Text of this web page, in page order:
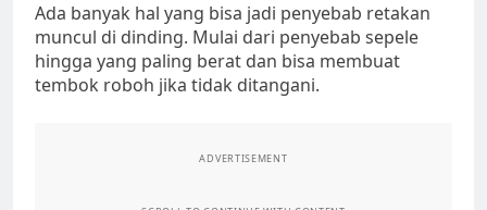
Ada banyak hal yang bisa jadi penyebab retakan
muncul di dinding. Mulai dari penyebab sepele
hingga yang paling berat dan bisa membuat
tembok roboh jika tidak ditangani.
ADVERTISEMENT